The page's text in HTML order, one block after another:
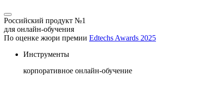
Российский продукт №1
для онлайн-обучения
По оценке жюри премии Edtechs Awards 2025
Инструменты
корпоративное онлайн-обучение